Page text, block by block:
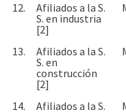
12.
Afiliados a la S.
S. en industria
[2]
13.
Afiliados a la S.
S. en
construcción
[2]
14.
Afiliados a la S.